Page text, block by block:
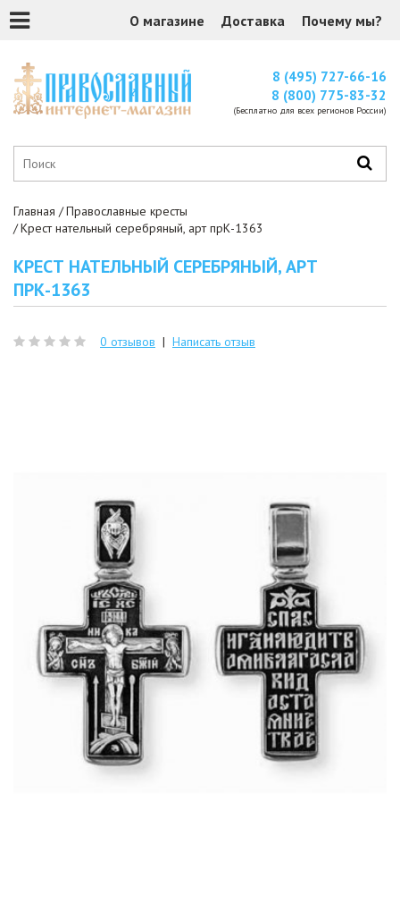
О магазине Доставка Почему мы?
8 (495) 727-66-16
8 (800) 775-83-32
(Бесплатно для всех регионов России)
Главная
Православные кресты
Крест нательный серебряный, арт прК-1363
КРЕСТ НАТЕЛЬНЫЙ СЕРЕБРЯНЫЙ, АРТ
ПРК-1363
0 отзывов | Написать отзыв